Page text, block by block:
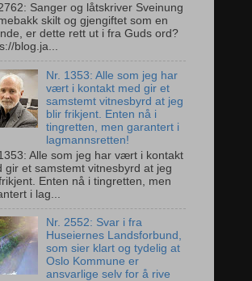
Sanger og låtskriver Sveinung
skilt og gjengiftet som en
er dette rett ut i fra Guds ord?
blog.ja...
Nr. 1353: Alle som jeg har
vært i kontakt med gir et
samstemt vitnesbyrd at jeg
blir frikjent. Enten nå i
tingretten, men garantert i
lagmannsretten!
Alle som jeg har vært i kontakt
gir et samstemt vitnesbyrd at jeg
Enten nå i tingretten, men
i lag...
Nr. 2552: Svar i fra
Huseiernes Landsforbund,
som sier klart og tydelig at
Oslo Kommune er
ansvarlige selv for å rive